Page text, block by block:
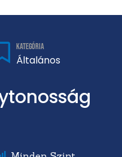
Kategória
Általános